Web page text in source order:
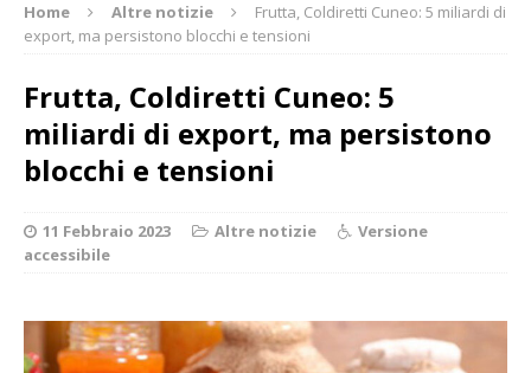
Home Altre notizie
Frutta, Coldiretti Cuneo: 5 miliardi di
export, ma persistono blocchi e tensioni
Frutta, Coldiretti Cuneo: 5
miliardi di export, ma persistono
blocchi e tensioni
11 Febbraio 2023 Altre notizie
Versione
accessibile